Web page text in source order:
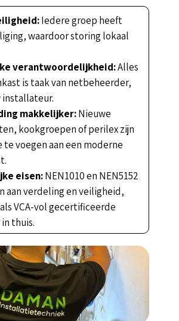
Iedere groep heeft
waardoor storing lokaal
verantwoordelijkheid:Alles
is taak van netbeheerder,
installateur.
makkelijker:Nieuwe
kookgroepen of perilex zijn
voegen aan een moderne
eisen:NEN1010 en NEN5152
aan verdeling en veiligheid,
VCA-vol gecertificeerde
thuis.